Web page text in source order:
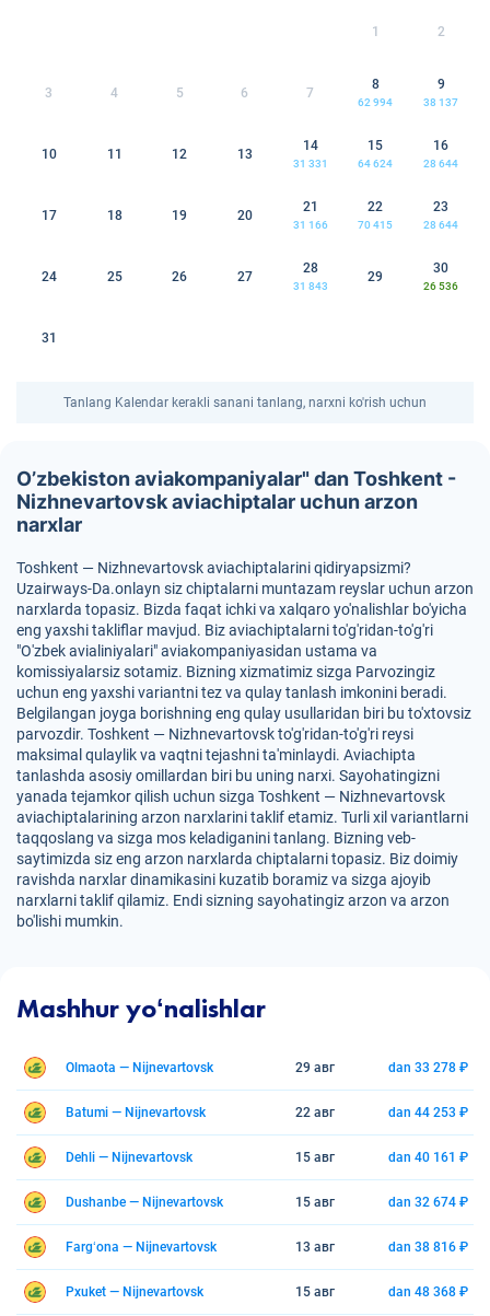
1 2
3 4 5 6 7
8
62 994
9
38 137
10 11 12 13
14
31 331
15
64 624
16
28 644
17 18 19 20
21
31 166
22
70 415
23
28 644
24 25 26 27
28
31 843
29
30
26 536
31
Tanlang Kalendar kerakli sanani tanlang, narxni ko'rish uchun
O’zbekiston aviakompaniyalar" dan Toshkent -
Nizhnevartovsk aviachiptalar uchun arzon
narxlar
Toshkent — Nizhnevartovsk aviachiptalarini qidiryapsizmi?
Uzairways-Da.onlayn siz chiptalarni muntazam reyslar uchun arzon
narxlarda topasiz. Bizda faqat ichki va xalqaro yo'nalishlar bo'yicha
eng yaxshi takliflar mavjud. Biz aviachiptalarni to'g'ridan-to'g'ri
"O'zbek avialiniyalari" aviakompaniyasidan ustama va
komissiyalarsiz sotamiz. Bizning xizmatimiz sizga Parvozingiz
uchun eng yaxshi variantni tez va qulay tanlash imkonini beradi.
Belgilangan joyga borishning eng qulay usullaridan biri bu to'xtovsiz
parvozdir. Toshkent — Nizhnevartovsk to'g'ridan-to'g'ri reysi
maksimal qulaylik va vaqtni tejashni ta'minlaydi. Aviachipta
tanlashda asosiy omillardan biri bu uning narxi. Sayohatingizni
yanada tejamkor qilish uchun sizga Toshkent — Nizhnevartovsk
aviachiptalarining arzon narxlarini taklif etamiz. Turli xil variantlarni
taqqoslang va sizga mos keladiganini tanlang. Bizning veb-
saytimizda siz eng arzon narxlarda chiptalarni topasiz. Biz doimiy
ravishda narxlar dinamikasini kuzatib boramiz va sizga ajoyib
narxlarni taklif qilamiz. Endi sizning sayohatingiz arzon va arzon
bo'lishi mumkin.
Mashhur yoʻnalishlar
Olmaota — Nijnevartovsk 29 авг dan 33 278 ₽
Batumi — Nijnevartovsk 22 авг dan 44 253 ₽
Dehli — Nijnevartovsk 15 авг dan 40 161 ₽
Dushanbe — Nijnevartovsk 15 авг dan 32 674 ₽
Fargʻona — Nijnevartovsk 13 авг dan 38 816 ₽
Pxuket — Nijnevartovsk 15 авг dan 48 368 ₽